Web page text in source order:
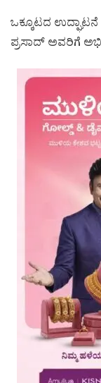
ಒಕ್ಕೂಟದ
ಪ್ರಸಾದ್ ಅವರಿಗೆ